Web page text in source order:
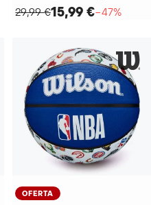
29,99 €15,99 €−47%
OFERTA